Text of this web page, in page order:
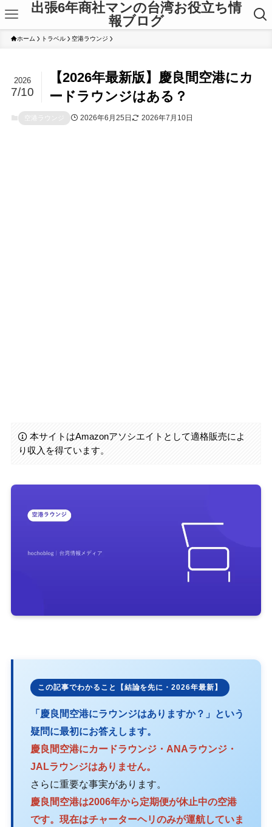
出張6年商社マンの台湾お役立ち情
報ブログ
ホーム トラベル 空港ラウンジ
【2026年最新版】慶良間空港にカ
ードラウンジはある？
2026
7/10
空港ラウンジ 2026年6月25日 2026年7月10日
本サイトはAmazonアソシエイトとして適格販売によ
り収入を得ています。
この記事でわかること【結論を先に・2026年最新】
「慶良間空港にラウンジはありますか？」という
疑問に最初にお答えします。
慶良間空港にカードラウンジ・ANAラウンジ・
JALラウンジはありません。
さらに重要な事実があります。
慶良間空港は2006年から定期便が休止中の空港
です。現在はチャーターヘリのみが運航していま